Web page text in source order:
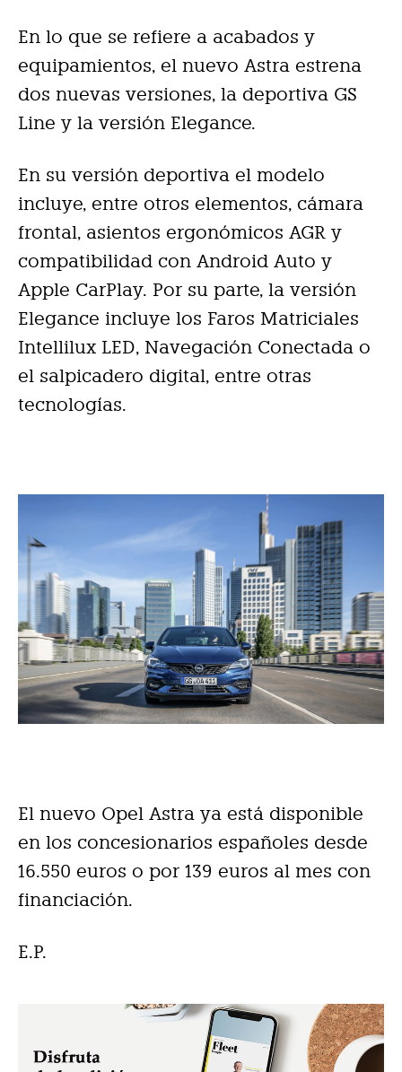
En lo que se refiere a acabados y
equipamientos, el nuevo Astra estrena
dos nuevas versiones, la deportiva GS
Line y la versión Elegance.
En su versión deportiva el modelo
incluye, entre otros elementos, cámara
frontal, asientos ergonómicos AGR y
compatibilidad con Android Auto y
Apple CarPlay. Por su parte, la versión
Elegance incluye los Faros Matriciales
Intellilux LED, Navegación Conectada o
el salpicadero digital, entre otras
tecnologías.
El nuevo Opel Astra ya está disponible
en los concesionarios españoles desde
16.550 euros o por 139 euros al mes con
financiación.
E.P.